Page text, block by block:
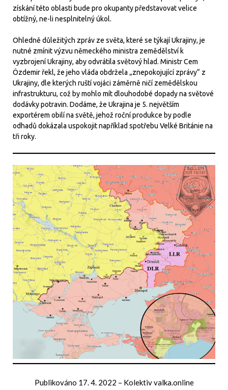
získání této oblasti bude pro okupanty představovat velice
obtížný, ne-li nesplnitelný úkol.
Ohledně důležitých zpráv ze světa, které se týkají Ukrajiny, je
nutné zmínit výzvu německého ministra zemědělství k
vyzbrojení Ukrajiny, aby odvrátila světový hlad. Ministr Cem
Özdemir řekl, že jeho vláda obdržela „znepokojující zprávy“ z
Ukrajiny, dle kterých ruští vojáci záměrně ničí zemědělskou
infrastrukturu, což by mohlo mít dlouhodobé dopady na světové
dodávky potravin. Dodáme, že Ukrajina je 5. největším
exportérem obilí na světě, jehož roční produkce by podle
odhadů dokázala uspokojit například spotřebu Velké Británie na
tři roky.
Publikováno 17. 4. 2022 – Kolektiv valka.online